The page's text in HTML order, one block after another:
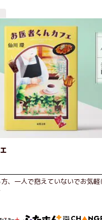
、一人で抱えていないでお気軽